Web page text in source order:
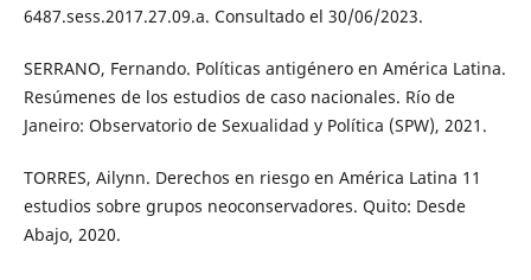
6487.sess.2017.27.09.a. Consultado el 30/06/2023.
SERRANO, Fernando. Políticas antigénero en América Latina.
Resúmenes de los estudios de caso nacionales. Río de
Janeiro: Observatorio de Sexualidad y Política (SPW), 2021.
TORRES, Ailynn. Derechos en riesgo en América Latina 11
estudios sobre grupos neoconservadores. Quito: Desde
Abajo, 2020.